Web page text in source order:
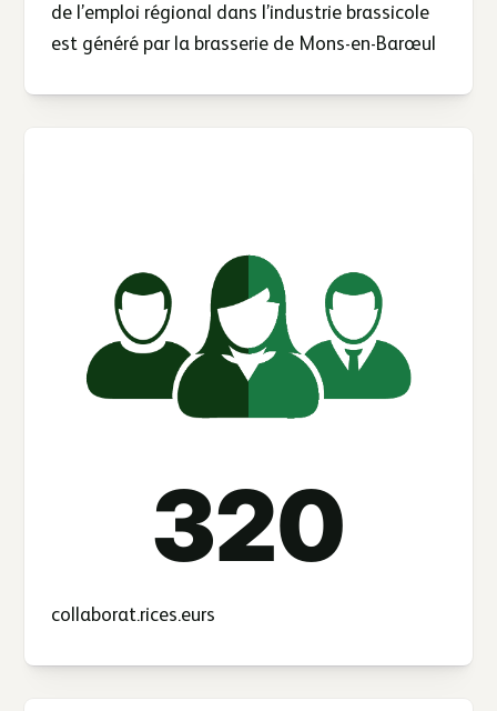
de l’emploi régional dans l’industrie brassicole
est généré par la brasserie de Mons-en-Barœul
320
collaborat.rices.eurs